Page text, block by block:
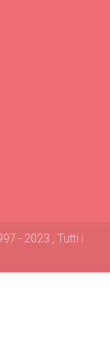
- 2023 , Tutti i